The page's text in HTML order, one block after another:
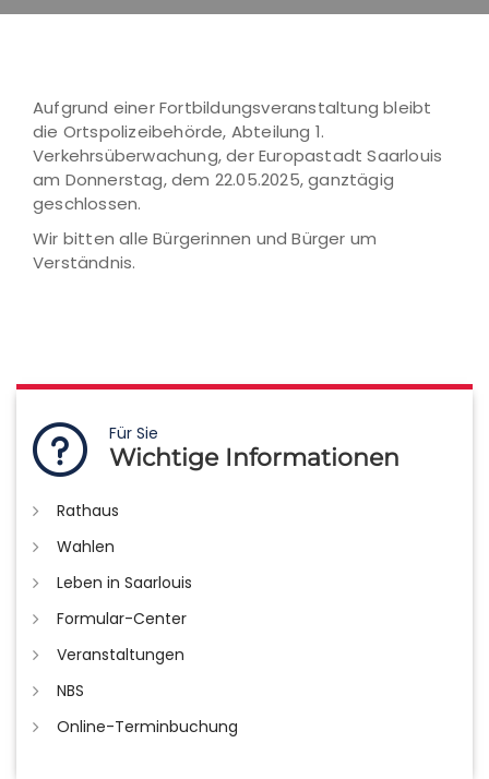
Aufgrund einer Fortbildungsveranstaltung bleibt
die Ortspolizeibehörde, Abteilung 1.
Verkehrsüberwachung, der Europastadt Saarlouis
am Donnerstag, dem 22.05.2025, ganztägig
geschlossen.
Wir bitten alle Bürgerinnen und Bürger um
Verständnis.
Für Sie
Wichtige Informationen
Rathaus
Wahlen
Leben in Saarlouis
Formular-Center
Veranstaltungen
NBS
Online-Terminbuchung